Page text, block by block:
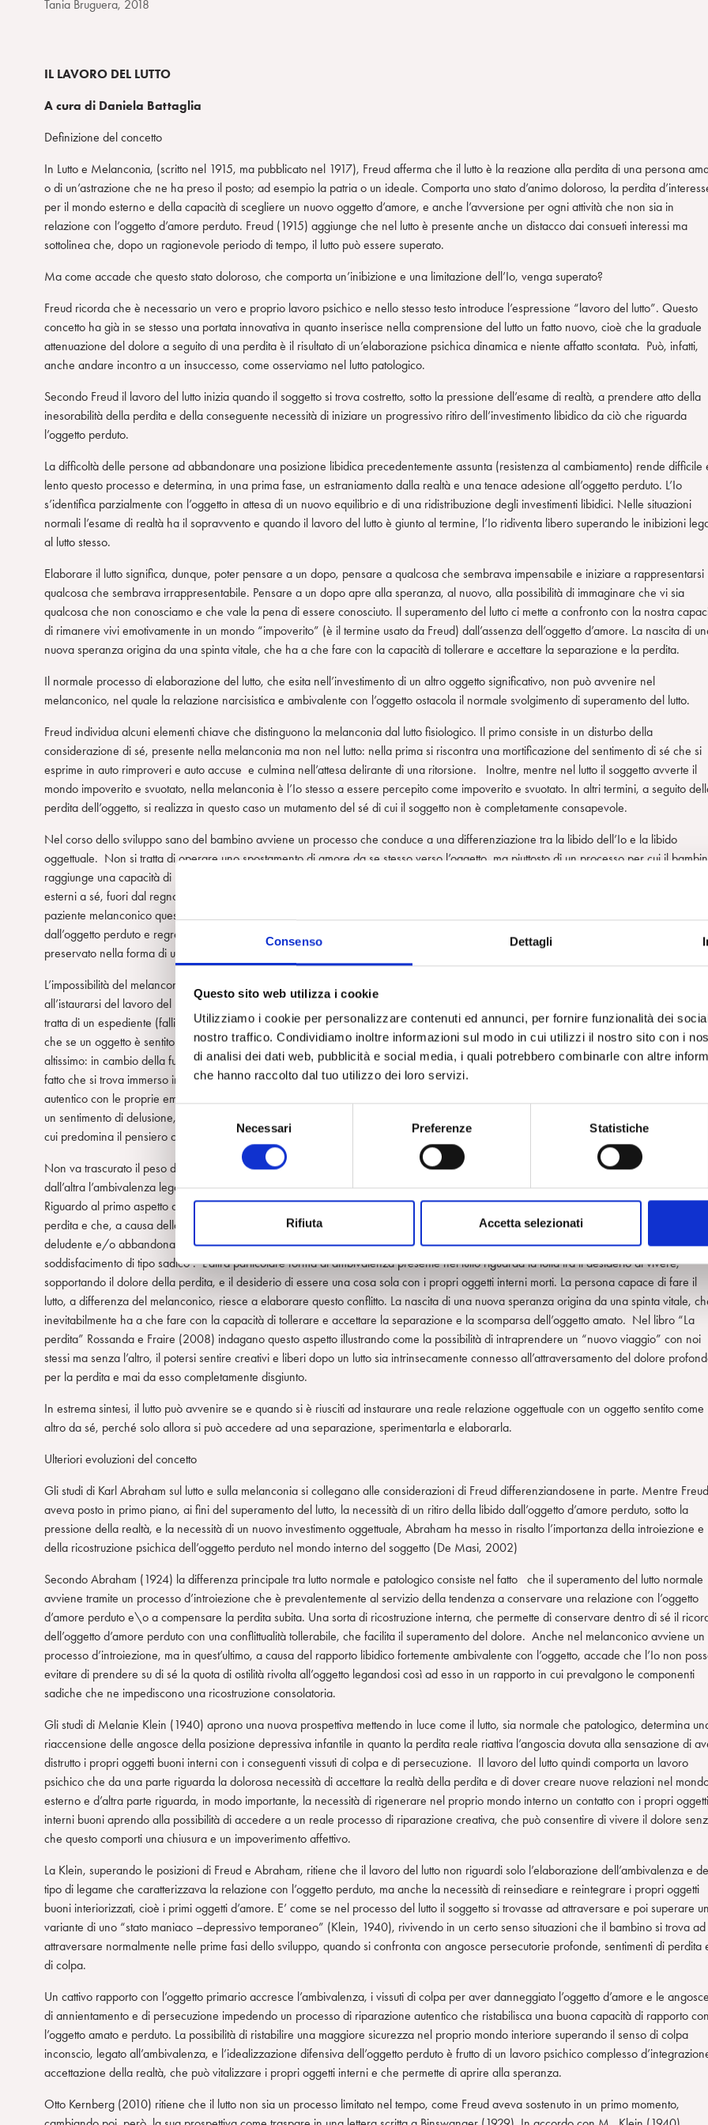
Consenso Dettagli
Questo sito web utilizza i cookie
Utilizziamo i cookie per personalizzare contenuti ed annunci, per fornire funzionalità dei
nostro traffico. Condividiamo inoltre informazioni sul modo in cui utilizzi il nostro sito con i
di analisi dei dati web, pubblicità e social media, i quali potrebbero combinarle con altre
che hanno raccolto dal tuo utilizzo dei loro servizi.
e
z
i
o
n
e
d
e
l
c
o
n
e
n
Necessari Preferenze Statistiche
Rifiuta Accetta selezionati
Tania Bruguera, 2018
IL LAVORO DEL LUTTO
A cura di Daniela Battaglia
Definizione del concetto
In Lutto e Melanconia, (scritto nel 1915, ma pubblicato nel 1917), Freud afferma che il lutto è la reazione alla perdita di una persona
o di un’astrazione che ne ha preso il posto; ad esempio la patria o un ideale. Comporta uno stato d’animo doloroso, la perdita
per il mondo esterno e della capacità di scegliere un nuovo oggetto d’amore, e anche l’avversione per ogni attività che non sia in
relazione con l’oggetto d’amore perduto. Freud (1915) aggiunge che nel lutto è presente anche un distacco dai consueti interessi ma
sottolinea che, dopo un ragionevole periodo di tempo, il lutto può essere superato.
Ma come accade che questo stato doloroso, che comporta un’inibizione e una limitazione dell’Io, venga superato?
Freud ricorda che è necessario un vero e proprio lavoro psichico e nello stesso testo introduce l’espressione “lavoro del lutto”. Questo
concetto ha già in se stesso una portata innovativa in quanto inserisce nella comprensione del lutto un fatto nuovo, cioè che la graduale
attenuazione del dolore a seguito di una perdita è il risultato di un’elaborazione psichica dinamica e niente affatto scontata. Può, infatti,
anche andare incontro a un insuccesso, come osserviamo nel lutto patologico.
Secondo Freud il lavoro del lutto inizia quando il soggetto si trova costretto, sotto la pressione dell’esame di realtà, a prendere atto della
inesorabilità della perdita e della conseguente necessità di iniziare un progressivo ritiro dell’investimento libidico da ciò che riguarda
l’oggetto perduto.
La difficoltà delle persone ad abbandonare una posizione libidica precedentemente assunta (resistenza al cambiamento) rende difficile
lento questo processo e determina, in una prima fase, un estraniamento dalla realtà e una tenace adesione all’oggetto perduto. L’Io
s’identifica parzialmente con l’oggetto in attesa di un nuovo equilibrio e di una ridistribuzione degli investimenti libidici. Nelle situazioni
normali l’esame di realtà ha il sopravvento e quando il lavoro del lutto è giunto al termine, l’Io ridiventa libero superando le inibizioni
al lutto stesso.
Elaborare il lutto significa, dunque, poter pensare a un dopo, pensare a qualcosa che sembrava impensabile e iniziare a rappresentarsi
qualcosa che sembrava irrappresentabile. Pensare a un dopo apre alla speranza, al nuovo, alla possibilità di immaginare che vi sia
qualcosa che non conosciamo e che vale la pena di essere conosciuto. Il superamento del lutto ci mette a confronto con la nostra
di rimanere vivi emotivamente in un mondo “impoverito” (è il termine usato da Freud) dall’assenza dell’oggetto d’amore. La nascita di
nuova speranza origina da una spinta vitale, che ha a che fare con la capacità di tollerare e accettare la separazione e la perdita.
Il normale processo di elaborazione del lutto, che esita nell’investimento di un altro oggetto significativo, non può avvenire nel
melanconico, nel quale la relazione narcisistica e ambivalente con l’oggetto ostacola il normale svolgimento di superamento del lutto.
Freud individua alcuni elementi chiave che distinguono la melanconia dal lutto fisiologico. Il primo consiste in un disturbo della
considerazione di sé, presente nella melanconia ma non nel lutto: nella prima si riscontra una mortificazione del sentimento di sé che si
esprime in auto rimproveri e auto accuse e culmina nell’attesa delirante di una ritorsione. Inoltre, mentre nel lutto il soggetto avverte il
mondo impoverito e svuotato, nella melanconia è l’Io stesso a essere percepito come impoverito e svuotato. In altri termini, a seguito
perdita dell’oggetto, si realizza in questo caso un mutamento del sé di cui il soggetto non è completamente consapevole.
Nel corso dello sviluppo sano del bambino avviene un processo che conduce a una differenziazione tra la libido dell’Io e la libido
oggettuale. Non si tratta di operare uno spostamento di amore da se stesso verso l’oggetto, ma piuttosto di un processo per cui il
raggiunge una capacità di percepire l’oggetto separato, questo permette una relazionalità con gli oggetti che vengono sperimentati come
esterni a sé, fuori dal regno dell’onnipotenza infantile e dotati di vita autonoma e quindi potenzialmente capaci di abbandono. Nel
paziente melanconico questo passaggio non ha avuto luogo, per cui di fronte a una perdita o una delusione, egli non riesce a sganciarsi
dall’oggetto perduto e regredisce dalla relazione oggettuale narcisistica alla identificazione narcisistica. In questo modo l’oggetto viene
preservato nella forma di una identificazione con esso, che ostacola la possibilità di evolvere e interferisce con l’esame di realtà.
L’impossibilità del melanconico di impegnarsi in forme di relazionalità oggettuale non narcisistiche sembra essere l’ostacolo fondamentale
all’istaurarsi del lavoro del lutto, come sottolinea Ogden in una interessante lettura del testo freudiano (Ogden 2012). In un certo senso si
tratta di un espediente (fallimentare, in realtà) per aggirare l’esperienza del dolore della perdita e della propria impotenza rispetto al
che se un oggetto è sentito come altro può abbandonarci mettendo in luce la nostra non onnipotenza. Il prezzo che il soggetto paga è
altissimo: in cambio della fuga dal dolore della perdita chi non accede al lavoro del lutto sperimenta un senso di mancanza di vita
fatto che si trova immerso in una realtà congelata, senza possibilità di elaborare la perdita nella realtà esterna e di entrare in contatto
autentico con le proprie emozioni. Inoltre l’impossibilità di padroneggiare il dolore e il tentativo di metterlo da parte potrebbe trasformare
un sentimento di delusione, solitudine, rabbia, in qualcosa che somiglia a “gioia, esultanza e trionfo” e immergere il paziente in uno stato
cui predomina il pensiero onnipotente fino ad esitare in una franca reazione maniacale.
Non va trascurato il peso dell’ambivalenza nella dinamica che stiamo osservando: da una parte l’ambivalenza esistente verso l’oggetto,
dall’altra l’ambivalenza legata al desiderio di restare vivo, contrapposto al desiderio di essere una cosa sola con l’oggetto perduto.
Riguardo al primo aspetto dobbiamo considerare che l’ambivalenza verso l’oggetto, insita nella relazione d’amore, viene esacerbata
perdita e che, a causa della regressione del soggetto verso l’identificazione narcisistica, accade che l’odio verso l’oggetto o la situazione
deludente e/o abbandonante si riversi sull’Io (le autoaccuse feroci del melanconico) e che il soggetto tragga da queste sofferenze un
soddisfacimento di tipo sadico . L’altra particolare forma di ambivalenza presente nel lutto riguarda la lotta tra il desiderio di vivere,
sopportando il dolore della perdita, e il desiderio di essere una cosa sola con i propri oggetti interni morti. La persona capace di fare il
lutto, a differenza del melanconico, riesce a elaborare questo conflitto. La nascita di una nuova speranza origina da una spinta vitale,
inevitabilmente ha a che fare con la capacità di tollerare e accettare la separazione e la scomparsa dell’oggetto amato. Nel libro “La
perdita” Rossanda e Fraire (2008) indagano questo aspetto illustrando come la possibilità di intraprendere un “nuovo viaggio” con noi
stessi ma senza l’altro, il potersi sentire creativi e liberi dopo un lutto sia intrinsecamente connesso all’attraversamento del dolore
per la perdita e mai da esso completamente disgiunto.
In estrema sintesi, il lutto può avvenire se e quando si è riusciti ad instaurare una reale relazione oggettuale con un oggetto sentito come
altro da sé, perché solo allora si può accedere ad una separazione, sperimentarla e elaborarla.
Ulteriori evoluzioni del concetto
Gli studi di Karl Abraham sul lutto e sulla melanconia si collegano alle considerazioni di Freud differenziandosene in parte. Mentre Freud
aveva posto in primo piano, ai fini del superamento del lutto, la necessità di un ritiro della libido dall’oggetto d’amore perduto, sotto la
pressione della realtà, e la necessità di un nuovo investimento oggettuale, Abraham ha messo in risalto l’importanza della introiezione e
della ricostruzione psichica dell’oggetto perduto nel mondo interno del soggetto (De Masi, 2002)
Secondo Abraham (1924) la differenza principale tra lutto normale e patologico consiste nel fatto che il superamento del lutto normale
avviene tramite un processo d’introiezione che è prevalentemente al servizio della tendenza a conservare una relazione con l’oggetto
d’amore perduto e\o a compensare la perdita subita. Una sorta di ricostruzione interna, che permette di conservare dentro di sé il
dell’oggetto d’amore perduto con una conflittualità tollerabile, che facilita il superamento del dolore. Anche nel melanconico avviene un
processo d’introiezione, ma in quest’ultimo, a causa del rapporto libidico fortemente ambivalente con l’oggetto, accade che l’Io non
evitare di prendere su di sé la quota di ostilità rivolta all’oggetto legandosi così ad esso in un rapporto in cui prevalgono le componenti
sadiche che ne impediscono una ricostruzione consolatoria.
Gli studi di Melanie Klein (1940) aprono una nuova prospettiva mettendo in luce come il lutto, sia normale che patologico, determina
riaccensione delle angosce della posizione depressiva infantile in quanto la perdita reale riattiva l’angoscia dovuta alla sensazione di
distrutto i propri oggetti buoni interni con i conseguenti vissuti di colpa e di persecuzione. Il lavoro del lutto quindi comporta un lavoro
psichico che da una parte riguarda la dolorosa necessità di accettare la realtà della perdita e di dover creare nuove relazioni nel
esterno e d’altra parte riguarda, in modo importante, la necessità di rigenerare nel proprio mondo interno un contatto con i propri oggetti
interni buoni aprendo alla possibilità di accedere a un reale processo di riparazione creativa, che può consentire di vivere il dolore
che questo comporti una chiusura e un impoverimento affettivo.
La Klein, superando le posizioni di Freud e Abraham, ritiene che il lavoro del lutto non riguardi solo l’elaborazione dell’ambivalenza e
tipo di legame che caratterizzava la relazione con l’oggetto perduto, ma anche la necessità di reinsediare e reintegrare i propri oggetti
buoni interiorizzati, cioè i primi oggetti d’amore. E’ come se nel processo del lutto il soggetto si trovasse ad attraversare e poi superare
variante di uno “stato maniaco –depressivo temporaneo” (Klein, 1940), rivivendo in un certo senso situazioni che il bambino si trova ad
attraversare normalmente nelle prime fasi dello sviluppo, quando si confronta con angosce persecutorie profonde, sentimenti di perdita
di colpa.
Un cattivo rapporto con l’oggetto primario accresce l’ambivalenza, i vissuti di colpa per aver danneggiato l’oggetto d’amore e le angosce
di annientamento e di persecuzione impedendo un processo di riparazione autentico che ristabilisca una buona capacità di rapporto con
l’oggetto amato e perduto. La possibilità di ristabilire una maggiore sicurezza nel proprio mondo interiore superando il senso di colpa
inconscio, legato all’ambivalenza, e l’idealizzazione difensiva dell’oggetto perduto è frutto di un lavoro psichico complesso
accettazione della realtà, che può vitalizzare i propri oggetti interni e che permette di aprire alla speranza.
Otto Kernberg (2010) ritiene che il lutto non sia un processo limitato nel tempo, come Freud aveva sostenuto in un primo momento,